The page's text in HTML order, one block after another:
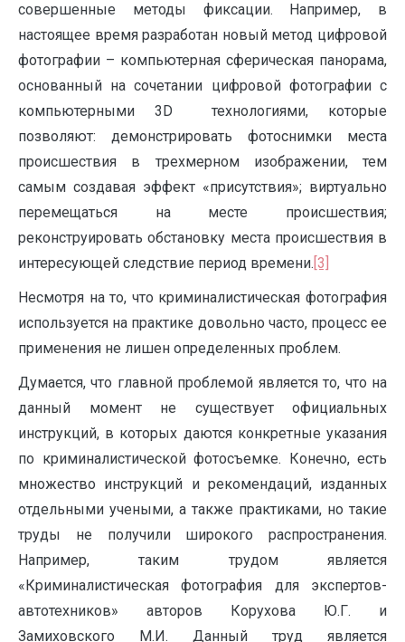
совершенные методы фиксации. Например, в
настоящее время разработан новый метод цифровой
фотографии – компьютерная сферическая панорама,
основанный на сочетании цифровой фотографии с
компьютерными 3D технологиями, которые
позволяют: демонстрировать фотоснимки места
происшествия в трехмерном изображении, тем
самым создавая эффект «присутствия»; виртуально
перемещаться на месте происшествия;
реконструировать обстановку места происшествия в
интересующей следствие период времени. [3]
Несмотря на то, что криминалистическая фотография
используется на практике довольно часто, процесс ее
применения не лишен определенных проблем.
Думается, что главной проблемой является то, что на
данный момент не существует официальных
инструкций, в которых даются конкретные указания
по криминалистической фотосъемке. Конечно, есть
множество инструкций и рекомендаций, изданных
отдельными учеными, а также практиками, но такие
труды не получили широкого распространения.
Например, таким трудом является
«Криминалистическая фотография для экспертов-
автотехников» авторов Корухова Ю.Г. и
Замиховского М.И. Данный труд является